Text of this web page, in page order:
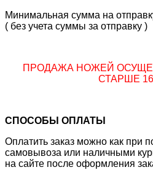
Минимальная сумма на
( без учета суммы за отправку )
ПРОДАЖА НОЖЕЙ
СТАРШЕ
СПОСОБЫ ОПЛАТЫ
Оплатить заказ можно как при
самовывоза или наличными
на сайте после оформления